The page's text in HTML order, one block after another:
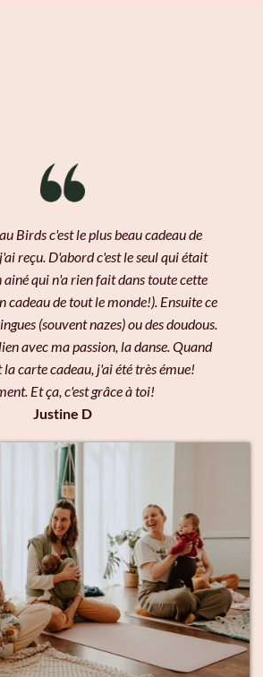
Birds c'est le plus beau cadeau de
reçu. D'abord c'est le seul qui était
qui n'a rien fait dans toute cette
cadeau de tout le monde!). Ensuite ce
(souvent nazes) ou des doudous.
avec ma passion, la danse. Quand
carte cadeau, j'ai été très émue!
Et ça, c'est grâce à toi!
Justine D